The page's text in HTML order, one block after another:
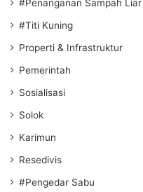
#Penanganan Sampah Liar
#Titi Kuning
Properti & Infrastruktur
Pemerintah
Sosialisasi
Solok
Karimun
Resedivis
#Pengedar Sabu